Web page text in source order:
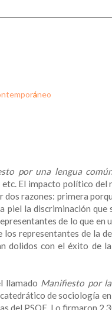
áneo
por una lengua
etc. El impacto político del
razones: primera
la discriminación que
de lo que en
los representantes de la
dolidos con el éxito de
llamado Manifiesto por
de sociología
del PSOE. Lo firmaron